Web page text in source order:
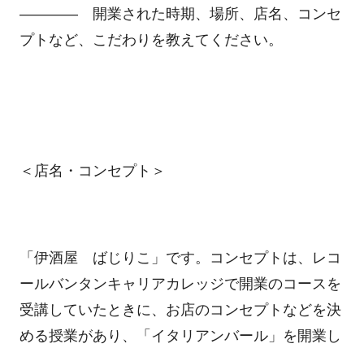
―――― 開業された時期、場所、店名、コンセ
プトなど、こだわりを教えてください。
＜店名・コンセプト＞
「伊酒屋 ばじりこ」です。コンセプトは、レコ
ールバンタンキャリアカレッジで開業のコースを
受講していたときに、お店のコンセプトなどを決
める授業があり、「イタリアンバール」を開業し